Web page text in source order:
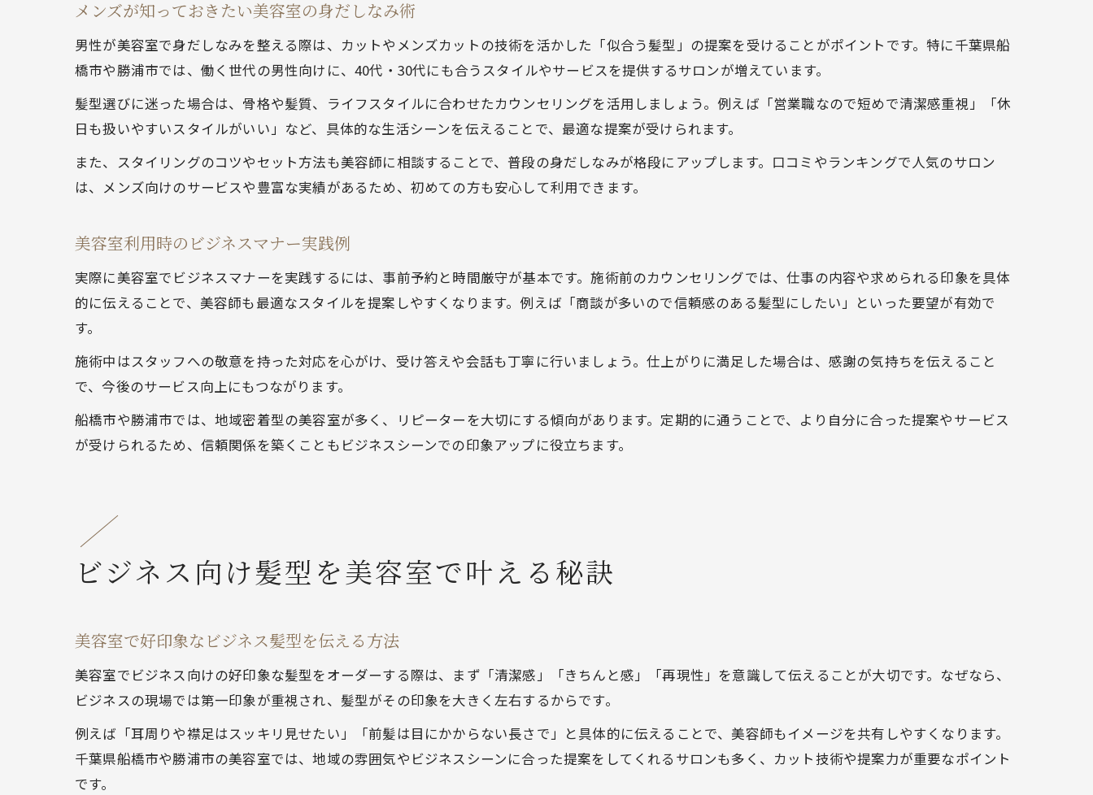
メンズが知っておきたい美容室の身だしなみ術
男性が美容室で身だしなみを整える際は、カットやメンズカットの技術を活かした「似合う髪型」の提案を受けることがポイントです。特に千葉県船
橋市や勝浦市では、働く世代の男性向けに、40代・30代にも合うスタイルやサービスを提供するサロンが増えています。
髪型選びに迷った場合は、骨格や髪質、ライフスタイルに合わせたカウンセリングを活用しましょう。例えば「営業職なので短めで清潔感重視」「休
日も扱いやすいスタイルがいい」など、具体的な生活シーンを伝えることで、最適な提案が受けられます。
また、スタイリングのコツやセット方法も美容師に相談することで、普段の身だしなみが格段にアップします。口コミやランキングで人気のサロン
は、メンズ向けのサービスや豊富な実績があるため、初めての方も安心して利用できます。
美容室利用時のビジネスマナー実践例
実際に美容室でビジネスマナーを実践するには、事前予約と時間厳守が基本です。施術前のカウンセリングでは、仕事の内容や求められる印象を具体
的に伝えることで、美容師も最適なスタイルを提案しやすくなります。例えば「商談が多いので信頼感のある髪型にしたい」といった要望が有効で
す。
施術中はスタッフへの敬意を持った対応を心がけ、受け答えや会話も丁寧に行いましょう。仕上がりに満足した場合は、感謝の気持ちを伝えること
で、今後のサービス向上にもつながります。
船橋市や勝浦市では、地域密着型の美容室が多く、リピーターを大切にする傾向があります。定期的に通うことで、より自分に合った提案やサービス
が受けられるため、信頼関係を築くこともビジネスシーンでの印象アップに役立ちます。
ビジネス向け髪型を美容室で叶える秘訣
美容室で好印象なビジネス髪型を伝える方法
美容室でビジネス向けの好印象な髪型をオーダーする際は、まず「清潔感」「きちんと感」「再現性」を意識して伝えることが大切です。なぜなら、
ビジネスの現場では第一印象が重視され、髪型がその印象を大きく左右するからです。
例えば「耳周りや襟足はスッキリ見せたい」「前髪は目にかからない長さで」と具体的に伝えることで、美容師もイメージを共有しやすくなります。
千葉県船橋市や勝浦市の美容室では、地域の雰囲気やビジネスシーンに合った提案をしてくれるサロンも多く、カット技術や提案力が重要なポイント
です。